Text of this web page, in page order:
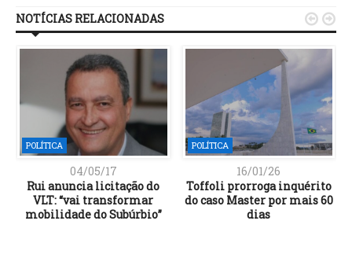
NOTÍCIAS RELACIONADAS
POLÍTICA
04/05/17
Rui anuncia licitação do
VLT: “vai transformar
mobilidade do Subúrbio”
POLÍTICA
16/01/26
Toffoli prorroga inquérito
do caso Master por mais 60
dias
 